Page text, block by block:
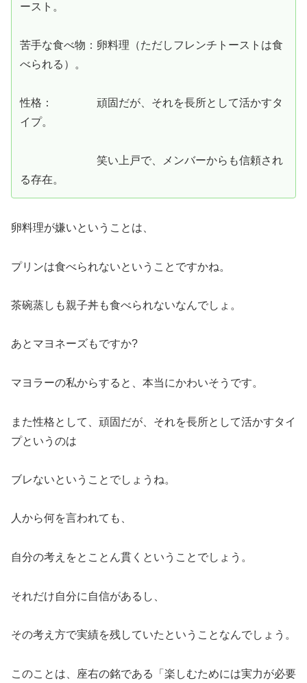
ースト。
苦手な食べ物：卵料理（ただしフレンチトーストは食
べられる）。
性格： 頑固だが、それを長所として活かすタ
イプ。
笑い上戸で、メンバーからも信頼され
る存在。
卵料理が嫌いということは、
プリンは食べられないということですかね。
茶碗蒸しも親子丼も食べられないなんでしょ。
あとマヨネーズもですか?
マヨラーの私からすると、本当にかわいそうです。
また性格として、頑固だが、それを長所として活かすタイ
プというのは
ブレないということでしょうね。
人から何を言われても、
自分の考えをとことん貫くということでしょう。
それだけ自分に自信があるし、
その考え方で実績を残していたということなんでしょう。
このことは、座右の銘である「楽しむためには実力が必要